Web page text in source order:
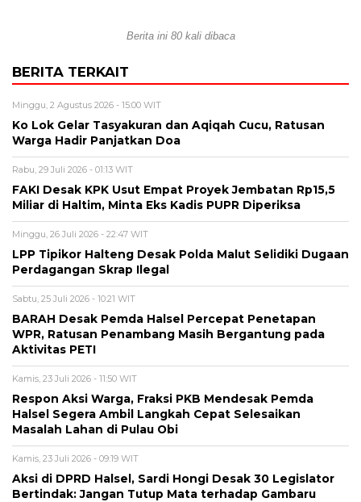
Berita ini 80 kali dibaca
BERITA TERKAIT
Minggu, 2 Agustus 2026 - 15:00 WIT
Ko Lok Gelar Tasyakuran dan Aqiqah Cucu, Ratusan
Warga Hadir Panjatkan Doa
Rabu, 29 Juli 2026 - 01:13 WIT
FAKI Desak KPK Usut Empat Proyek Jembatan Rp15,5
Miliar di Haltim, Minta Eks Kadis PUPR Diperiksa
Minggu, 26 Juli 2026 - 22:47 WIT
LPP Tipikor Halteng Desak Polda Malut Selidiki Dugaan
Perdagangan Skrap Ilegal
Sabtu, 25 Juli 2026 - 10:21 WIT
BARAH Desak Pemda Halsel Percepat Penetapan
WPR, Ratusan Penambang Masih Bergantung pada
Aktivitas PETI
Kamis, 23 Juli 2026 - 11:50 WIT
Respon Aksi Warga, Fraksi PKB Mendesak Pemda
Halsel Segera Ambil Langkah Cepat Selesaikan
Masalah Lahan di Pulau Obi
Kamis, 23 Juli 2026 - 09:19 WIT
Aksi di DPRD Halsel, Sardi Hongi Desak 30 Legislator
Bertindak: Jangan Tutup Mata terhadap Gambaru